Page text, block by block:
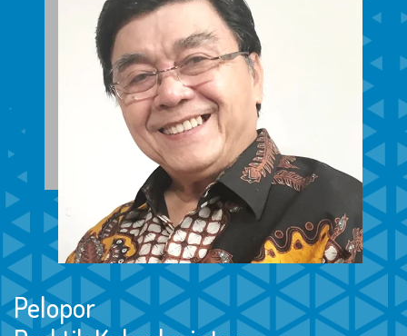
Pelopor